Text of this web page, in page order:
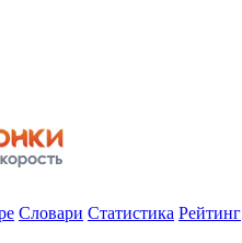
Словари Статистика Рейтинг